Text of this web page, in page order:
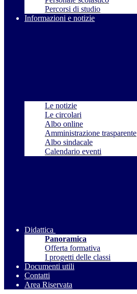
Percorsi di studio
Informazioni e notizie
Le notizie
Le circolari
Albo online
Amministrazione trasparente
Albo sindacale
Calendario eventi
Didattica
Panoramica
Offerta formativa
I progetti delle classi
Documenti utili
Contatti
Area Riservata